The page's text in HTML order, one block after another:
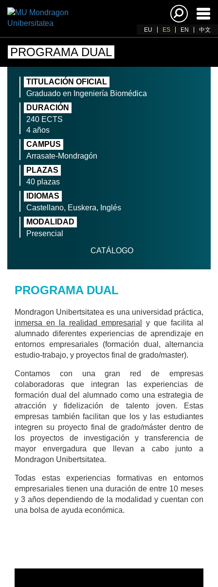
EU ES EN 中文
PROGRAMA DUAL
TITULACIÓN OFICIAL
Graduado en Ingeniería Biomédica
DURACIÓN
240 ECTS
4 años
CAMPUS
Arrasate-Mondragón
PLAZAS
40 plazas
IDIOMAS
Castellano, Euskera, Inglés
MODALIDAD
Presencial
CATÁLOGO
PROGRAMA DUAL
Mondragon Unibertsitatea es una universidad práctica,
inmersa en la realidad empresarial
y que facilita al
alumnado diferentes experiencias de aprendizaje en
entornos empresariales (formación dual, alternancia
estudio-trabajo, y proyectos final de grado/master).
Contamos con una gran red de empresas
colaboradoras que integran las experiencias de
formación dual del alumnado como una estrategia de
atracción y fidelización de talento joven. Estas
empresas también facilitan que los y las estudiantes
integren su proyecto final de grado/máster dentro de
los proyectos de investigación y transferencia de
mayor envergadura que llevan a cabo junto a
Mondragon Unibertsitatea.
Todas estas experiencias formativas en entornos
empresariales tienen una duración de entre 10 meses
y 3 años dependiendo de la modalidad y cuentan con
una bolsa de ayuda económica.